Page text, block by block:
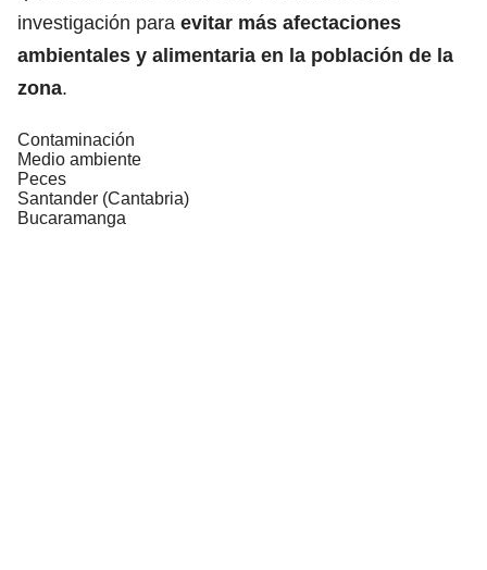
investigación para evitar más afectaciones
ambientales y alimentaria en la población de la
zona.
Contaminación
Medio ambiente
Peces
Santander (Cantabria)
Bucaramanga